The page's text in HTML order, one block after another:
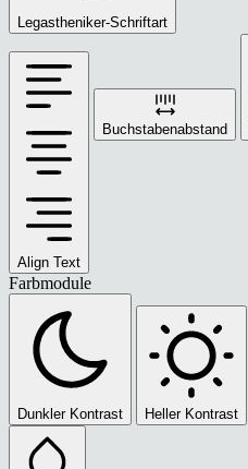
Legastheniker-Schriftart
Align Text
Buchstabenabstand
Farbmodule
Dunkler Kontrast Heller Kontrast